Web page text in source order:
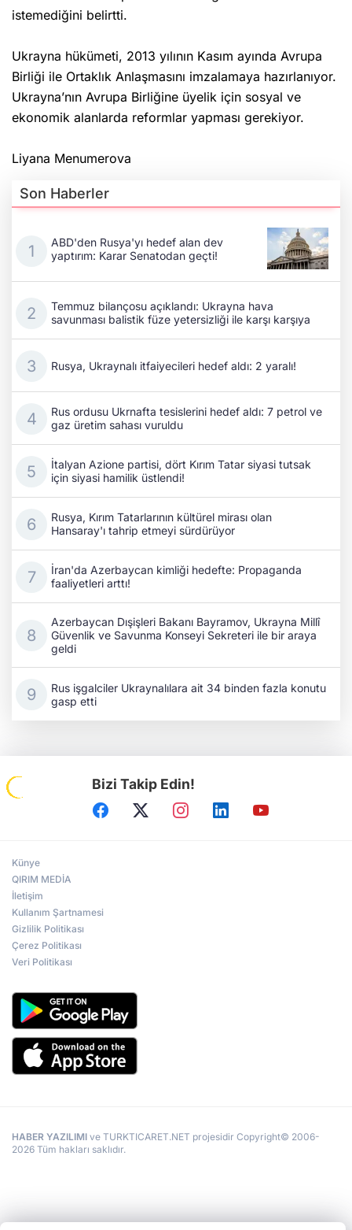
istemediğini belirtti.
Ukrayna hükümeti, 2013 yılının Kasım ayında Avrupa
Birliği ile Ortaklık Anlaşmasını imzalamaya hazırlanıyor.
Ukrayna’nın Avrupa Birliğine üyelik için sosyal ve
ekonomik alanlarda reformlar yapması gerekiyor.
Liyana Menumerova
Son Haberler
ABD'den Rusya'yı hedef alan dev
yaptırım: Karar Senatodan geçti!
Temmuz bilançosu açıklandı: Ukrayna hava
savunması balistik füze yetersizliği ile karşı karşıya
Rusya, Ukraynalı itfaiyecileri hedef aldı: 2 yaralı!
Rus ordusu Ukrnafta tesislerini hedef aldı: 7 petrol ve
gaz üretim sahası vuruldu
İtalyan Azione partisi, dört Kırım Tatar siyasi tutsak
için siyasi hamilik üstlendi!
Rusya, Kırım Tatarlarının kültürel mirası olan
Hansaray'ı tahrip etmeyi sürdürüyor
İran'da Azerbaycan kimliği hedefte: Propaganda
faaliyetleri arttı!
Azerbaycan Dışişleri Bakanı Bayramov, Ukrayna Millî
Güvenlik ve Savunma Konseyi Sekreteri ile bir araya
geldi
Rus işgalciler Ukraynalılara ait 34 binden fazla konutu
gasp etti
Bizi Takip Edin!
Künye
QIRIM MEDİA
İletişim
Kullanım Şartnamesi
Gizlilik Politikası
Çerez Politikası
Veri Politikası
HABER YAZILIMI ve TURKTICARET.NET projesidir Copyright© 2006-
2026 Tüm hakları saklıdır.